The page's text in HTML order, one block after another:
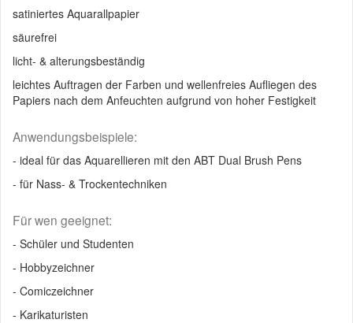
satiniertes Aquarallpapier
säurefrei
licht- & alterungsbeständig
leichtes Auftragen der Farben und wellenfreies Aufliegen des
Papiers nach dem Anfeuchten aufgrund von hoher Festigkeit
Anwendungsbeispiele:
- ideal für das Aquarellieren mit den ABT Dual Brush Pens
- für Nass- & Trockentechniken
Für wen geeignet:
- Schüler und Studenten
- Hobbyzeichner
- Comiczeichner
- Karikaturisten